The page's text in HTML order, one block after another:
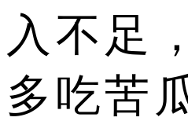
入不足
多吃苦